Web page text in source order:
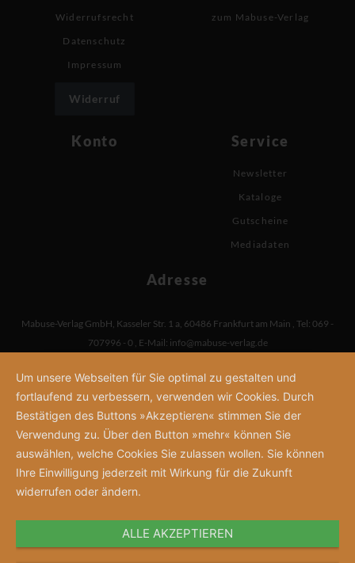
Widerrufsrecht
Datenschutz
Impressum
Widerruf
zum Mabuse-Verlag
Konto Service
Newsletter
Kataloge
Gutscheine
Mediadaten
Adresse
Mabuse-Verlag GmbH Kasseler Str. 1 a 60486 Frankfurt am Main Tel: 069 -
707996 - 0 E-Mail: info@mabuse-verlag.de
Um unsere Webseiten für Sie optimal zu gestalten und
fortlaufend zu verbessern, verwenden wir Cookies. Durch
Bestätigen des Buttons »Akzeptieren« stimmen Sie der
Verwendung zu. Über den Button »mehr« können Sie
auswählen, welche Cookies Sie zulassen wollen. Sie können
Ihre Einwilligung jederzeit mit Wirkung für die Zukunft
widerrufen oder ändern.
ALLE AKZEPTIEREN